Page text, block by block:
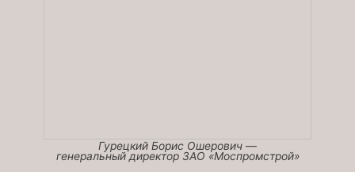
Гурецкий Борис Ошерович —
генеральный директор ЗАО «Моспромстрой»